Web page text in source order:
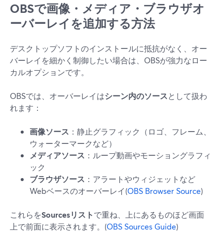
OBSで画像・メディア・ブラウザオ
ーバーレイを追加する方法
デスクトップソフトのインストールに抵抗がなく、オー
バーレイを細かく制御したい場合は、OBSが強力なロー
カルオプションです。
OBSでは、オーバーレイはシーン内のソースとして扱わ
れます：
画像ソース ：静止グラフィック（ロゴ、フレーム、
ウォーターマークなど）
メディアソース ：ループ動画やモーショングラフィ
ック
ブラウザソース ：アラートやウィジェットなど
Webベースのオーバーレイ(OBS Browser Source)
これらをSourcesリストで重ね、上にあるものほど画面
上で前面に表示されます。(OBS Sources Guide)